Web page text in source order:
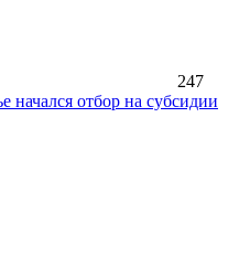
247
начался отбор на субсидии